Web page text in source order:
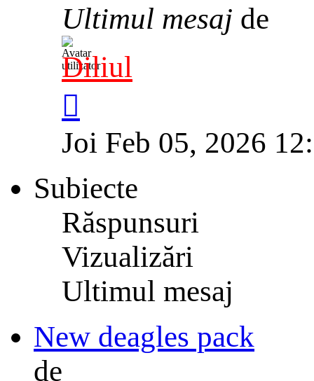
Ultimul mesaj de
Diliul
Joi Feb 05, 2026
Subiecte
Răspunsuri
Vizualizări
Ultimul mesaj
New deagles pack
de